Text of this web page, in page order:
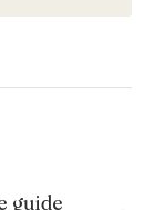
guide